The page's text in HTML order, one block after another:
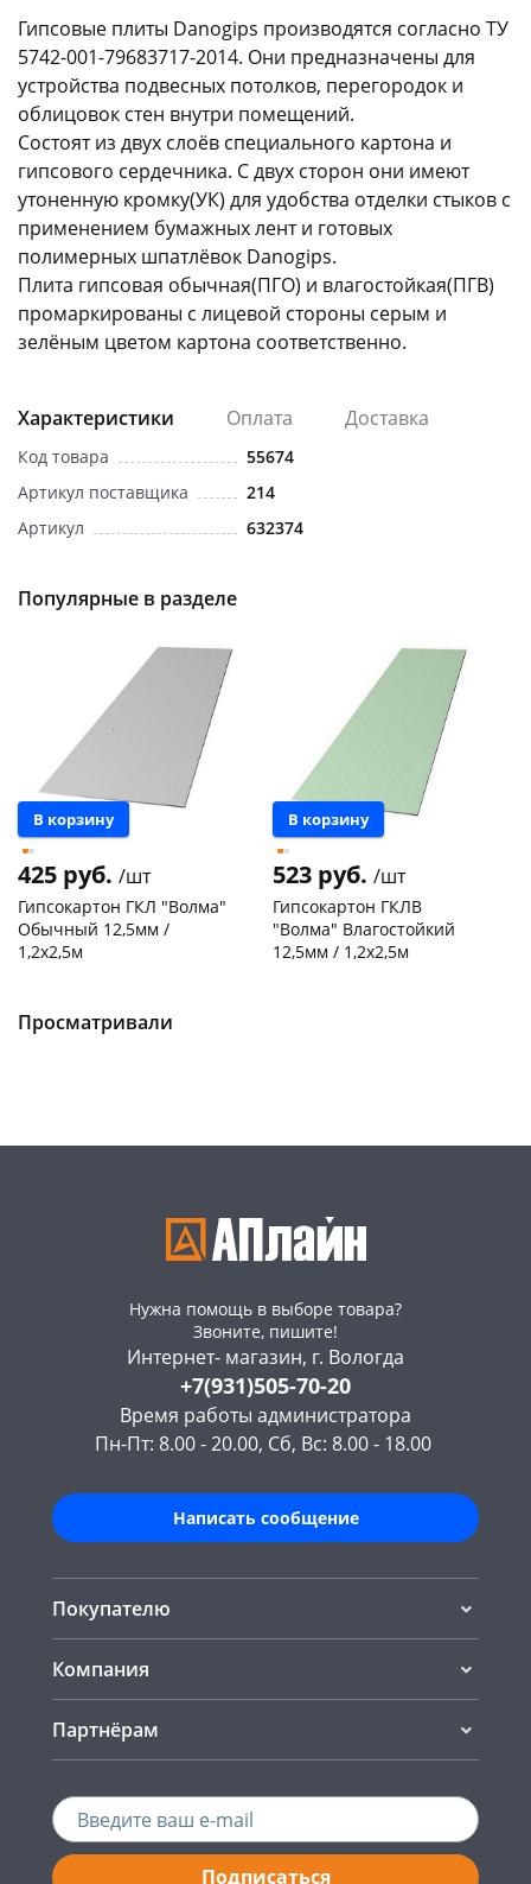
Гипсовые плиты Danogips производятся согласно ТУ
5742-001-79683717-2014. Они предназначены для
устройства подвесных потолков, перегородок и
облицовок стен внутри помещений.
Состоят из двух слоёв специального картона и
гипсового сердечника. С двух сторон они имеют
утоненную кромку(УК) для удобства отделки стыков с
применением бумажных лент и готовых
полимерных шпатлёвок Danogips.
Плита гипсовая обычная(ПГО) и влагостойкая(ПГВ)
промаркированы с лицевой стороны серым и
зелёным цветом картона соответственно.
Характеристики Оплата Доставка
Код товара
55674
Артикул поставщика
214
Артикул
632374
Популярные в разделе
В корзину
425 руб. /шт
Гипсокартон ГКЛ "Волма"
Обычный 12,5мм /
1,2х2,5м
Конева, 36
В корзину
523 руб. /шт
Гипсокартон ГКЛВ
"Волма" Влагостойкий
12,5мм / 1,2х2,5м
Просматривали
Нужна помощь в выборе товара?
Звоните, пишите!
Интернет- магазин, г. Вологда
+7(931)505-70-20
Время работы администратора
Пн-Пт: 8.00 - 20.00, Сб, Вс: 8.00 - 18.00
Написать сообщение
Покупателю
Компания
Партнёрам
Подписаться